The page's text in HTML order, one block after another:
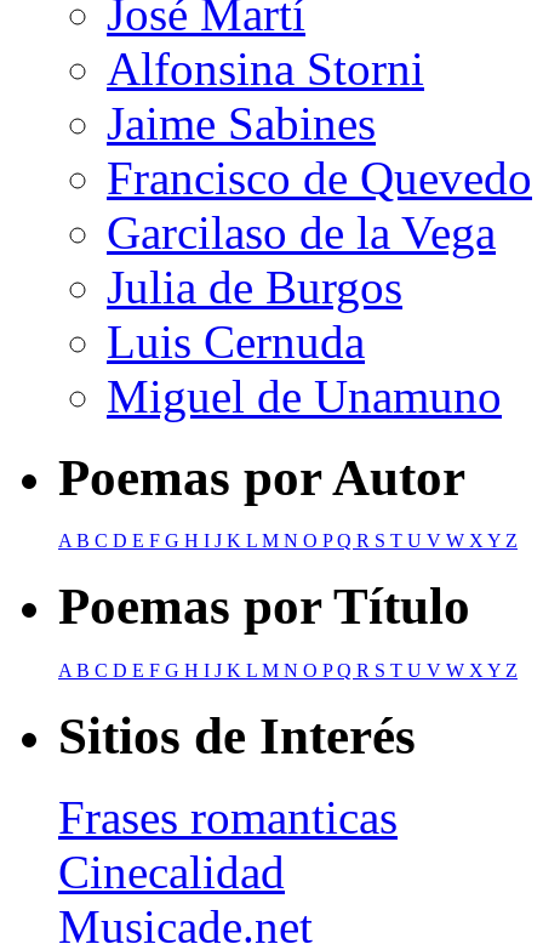
José Martí
Alfonsina Storni
Jaime Sabines
Francisco de Quevedo
Garcilaso de la Vega
Julia de Burgos
Luis Cernuda
Miguel de Unamuno
Poemas por Autor
AB C D E F G H I J K L M N O PQ R S T U V W XY Z
Poemas por Título
A B C D E F G H I J K L M N O PQ R S T U V W X Y Z
Sitios de Interés
Frases romanticas
Cinecalidad
Musicade.net